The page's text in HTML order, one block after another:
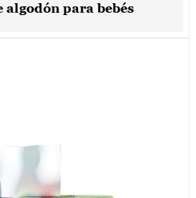
algodón para bebés